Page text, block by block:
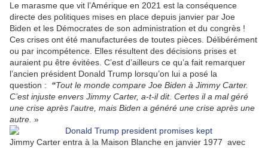
Le marasme que vit l’Amérique en 2021 est la conséquence
directe des politiques mises en place depuis janvier par Joe
Biden et les Démocrates de son administration et du congrès !
Ces crises ont été manufacturées de toutes pièces. Délibérément
ou par incompétence. Elles résultent des décisions prises et
auraient pu être évitées. C’est d’ailleurs ce qu’a fait remarquer
l’ancien président Donald Trump lorsqu’on lui a posé la
question :
“Tout le monde compare Joe Biden à Jimmy Carter.
C’est injuste envers Jimmy Carter, a-t-il dit. Certes il a mal géré
une crise après l’autre, mais Biden a généré une crise après une
autre. »
Jimmy Carter entra à la Maison Blanche en janvier 1977 avec